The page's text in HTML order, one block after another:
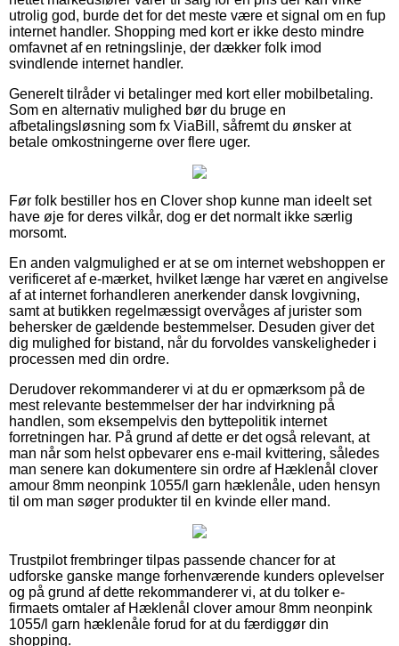
utrolig god, burde det for det meste være et signal om en fup
internet handler. Shopping med kort er ikke desto mindre
omfavnet af en retningslinje, der dækker folk imod
svindlende internet handler.
Generelt tilråder vi betalinger med kort eller mobilbetaling.
Som en alternativ mulighed bør du bruge en
afbetalingsløsning som fx ViaBill, såfremt du ønsker at
betale omkostningerne over flere uger.
Før folk bestiller hos en Clover shop kunne man ideelt set
have øje for deres vilkår, dog er det normalt ikke særlig
morsomt.
En anden valgmulighed er at se om internet webshoppen er
verificeret af e-mærket, hvilket længe har været en angivelse
af at internet forhandleren anerkender dansk lovgivning,
samt at butikken regelmæssigt overvåges af jurister som
behersker de gældende bestemmelser. Desuden giver det
dig mulighed for bistand, når du forvoldes vanskeligheder i
processen med din ordre.
Derudover rekommanderer vi at du er opmærksom på de
mest relevante bestemmelser der har indvirkning på
handlen, som eksempelvis den byttepolitik internet
forretningen har. På grund af dette er det også relevant, at
man når som helst opbevarer ens e-mail kvittering, således
man senere kan dokumentere sin ordre af Hæklenål clover
amour 8mm neonpink 1055/l garn hæklenåle, uden hensyn
til om man søger produkter til en kvinde eller mand.
Trustpilot frembringer tilpas passende chancer for at
udforske ganske mange forhenværende kunders oplevelser
og på grund af dette rekommanderer vi, at du tolker e-
firmaets omtaler af Hæklenål clover amour 8mm neonpink
1055/l garn hæklenåle forud for at du færdiggør din
shopping.